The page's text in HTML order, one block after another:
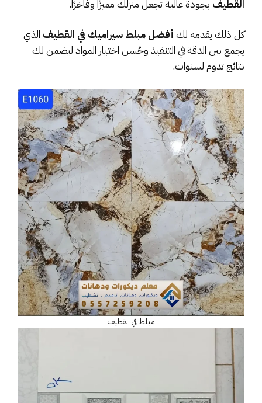
القطيف بجودة عالية تجعل منزلك مميزًا وفاخرًا.
كل ذلك يقدمه لك أفضل مبلط سيراميك في القطيف الذي
يجمع بين الدقة في التنفيذ وحُسن اختيار المواد ليضمن لك
نتائج تدوم لسنوات.
مبلط في القطيف